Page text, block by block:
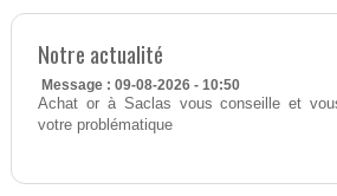
Notre actualité
Message : 09-08-2026 - 10:50
Achat or à Saclas vous conseille et
votre problématique